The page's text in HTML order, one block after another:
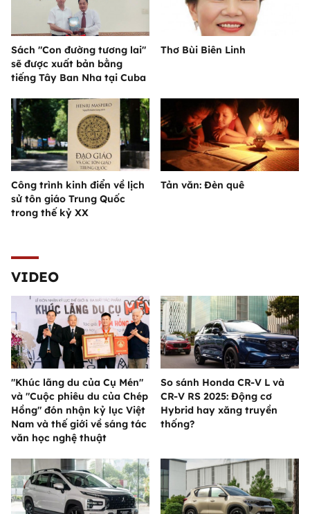
Sách "Con đường tương lai"
sẽ được xuất bản bằng
tiếng Tây Ban Nha tại Cuba
Thơ Bùi Biên Linh
Công trình kinh điển về lịch
sử tôn giáo Trung Quốc
trong thế kỷ XX
Tản văn: Đèn quê
VIDEO
"Khúc lãng du của Cụ Mén"
và "Cuộc phiêu du của Chép
Hồng" đón nhận kỷ lục Việt
Nam và thế giới về sáng tác
văn học nghệ thuật
So sánh Honda CR-V L và
CR-V RS 2025: Động cơ
Hybrid hay xăng truyền
thống?